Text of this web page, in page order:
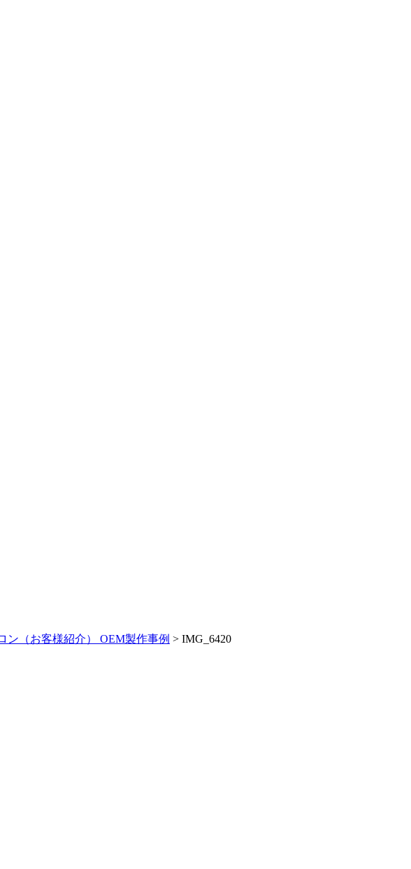
ン（お客様紹介） OEM製作事例 > IMG_6420